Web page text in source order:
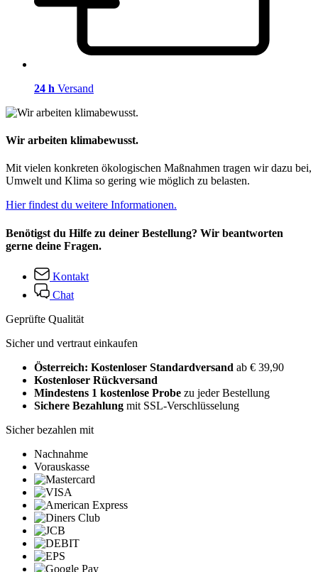
24 h Versand
Wir arbeiten klimabewusst.
Mit vielen konkreten ökologischen Maßnahmen tragen wir dazu bei,
Umwelt und Klima so gering wie möglich zu belasten.
Hier findest du weitere Informationen.
Benötigst du Hilfe zu deiner Bestellung? Wir beantworten
gerne deine Fragen.
Kontakt
Chat
Geprüfte Qualität
Sicher und vertraut einkaufen
Österreich: Kostenloser Standardversand ab € 39,90
Kostenloser Rückversand
Mindestens 1 kostenlose Probe zu jeder Bestellung
Sichere Bezahlung mit SSL-Verschlüsselung
Sicher bezahlen mit
Nachnahme
Vorauskasse